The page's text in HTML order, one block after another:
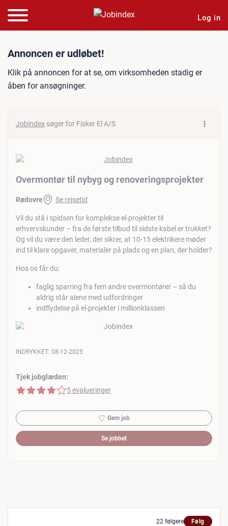
Log in
Jobannonce: Overmontør
Annoncen er udløbet!
Klik på annoncen for at se, om virksomheden stadig er
åben for ansøgninger.
Jobindex søger for Fisker El A/S
Overmontør til nybyg og renoveringsprojekter
Rødovre Se rejsetid
Vil du stå i spidsen for komplekse el-projekter til
erhvervskunder – fra de første tilbud til sidste kabel er trukket?
Og vil du være den leder, der sikrer, at 10-15 elektrikere møder
ind til klare opgaver, materialer på plads og en plan, der holder?
Hos os får du:
faglig sparring fra fem andre overmontører – så du
aldrig står alene med udfordringer
indflydelse på el-projekter i millionklassen
Tjek jobglæden:
4 af 5 stjerner
5 evalueringer
INDRYKKET: 08-12-2025
Gem job
Se jobbet
22 følgere Følg